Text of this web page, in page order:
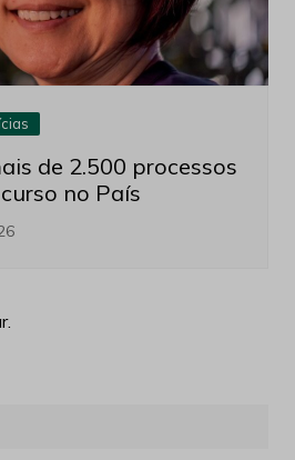
de 2.500 processos
no País